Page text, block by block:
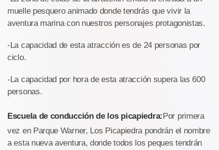
muelle pesquero animado donde tendrás que vivir la
aventura marina con nuestros personajes protagonistas.
-La capacidad de esta atracción es de 24 personas por
ciclo.
-La capacidad por hora de esta atracción supera las 600
personas.
Escuela de conducción de los picapiedra:Por primera
vez en Parque Warner, Los Picapiedra pondrán el nombre
a esta nueva aventura, donde todos los peques tendrán